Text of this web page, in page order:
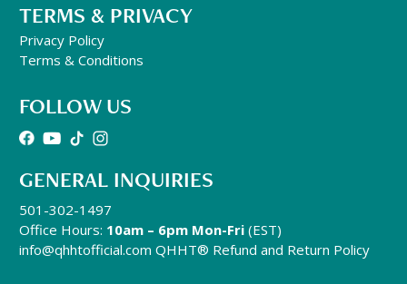
TERMS & PRIVACY
Privacy Policy
Terms & Conditions
FOLLOW US
GENERAL INQUIRIES
501-302-1497
Office Hours: 10am – 6pm Mon-Fri (EST)
info@qhhtofficial.com QHHT® Refund and Return Policy